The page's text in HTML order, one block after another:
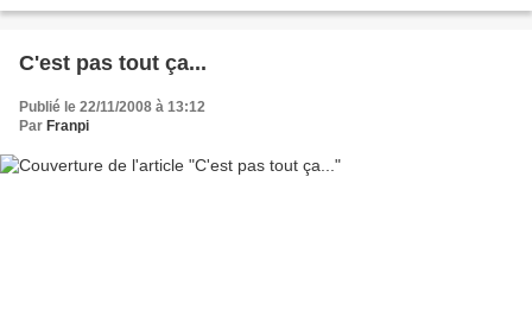
C'est pas tout ça...
Publié le 22/11/2008 à 13:12
Par Franpi